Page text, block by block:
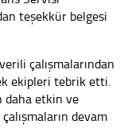
teşekkür belgesi
çalışmalarından
ekipleri tebrik etti.
daha etkin ve
devam